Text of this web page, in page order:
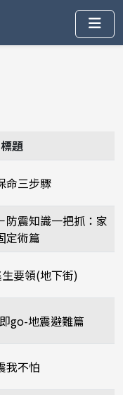
標題
命三步驟
防震知識一把抓：家
定術篇
要領(地下街)
go-地震避難篇
我不怕